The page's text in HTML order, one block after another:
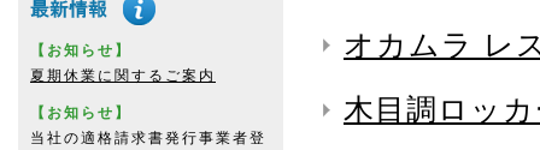
オカムラ レ
木目調ロッ
【お知らせ】
夏期休業に関するご案内
【お知らせ】
当社の適格請求書発行事業者登